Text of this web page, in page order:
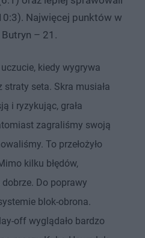
Najwięcej punktów w
– 21.
kiedy wygrywa
straty seta. Skra musiała
i ryzykując, grała
zagraliśmy swoją
To przełożyło
kilku błędów,
Do poprawy
blok-obrona.
off wyglądało bardzo